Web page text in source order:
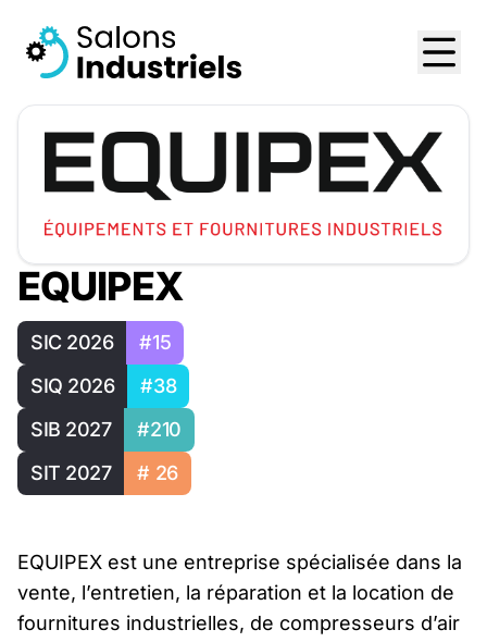
EQUIPEX
SIC 2026
#15
SIQ 2026
#38
SIB 2027
#210
SIT 2027
# 26
EQUIPEX est une entreprise spécialisée dans la
vente, l’entretien, la réparation et la location de
fournitures industrielles, de compresseurs d’air